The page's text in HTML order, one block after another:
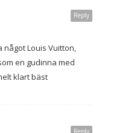
Reply
något Louis Vuitton,
en gudinna med
klart bäst